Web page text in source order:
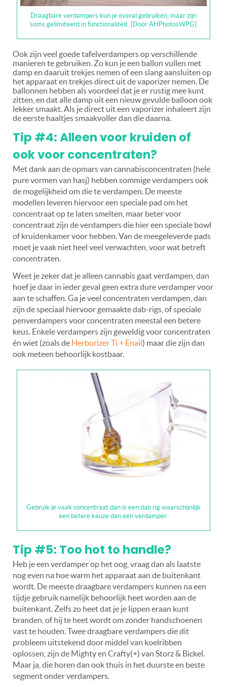
Draagbare verdampers kun je overal gebruiken, maar zijn
soms gelimiteerd in functionaliteit. [Door AHPhotosWPG]
Ook zijn veel goede tafelverdampers op verschillende
manieren te gebruiken. Zo kun je een ballon vullen met
damp en daaruit trekjes nemen of een slang aansluiten op
het apparaat en trekjes direct uit de vaporizer nemen. De
ballonnen hebben als voordeel dat je er rustig mee kunt
zitten, en dat alle damp uit een nieuw gevulde balloon ook
lekker smaakt. Als je direct uit een vaporizer inhaleert zijn
de eerste haaltjes smaakvoller dan die daarna.
Tip #4: Alleen voor kruiden of
ook voor concentraten?
Met dank aan de opmars van cannabisconcentraten (hele
pure vormen van hasj) hebben sommige verdampers ook
de mogelijkheid om die te verdampen. De meeste
modellen leveren hiervoor een speciale pad om het
concentraat op te laten smelten, maar beter voor
concentraat zijn de verdampers die hier een speciale bowl
of kruidenkamer voor hebben. Van de meegeleverde pads
moet je vaak niet heel veel verwachten, voor wat betreft
concentraten.
Weet je zeker dat je alleen cannabis gaat verdampen, dan
hoef je daar in ieder geval geen extra dure verdamper voor
aan te schaffen. Ga je veel concentraten verdampen, dan
zijn de speciaal hiervoor gemaakte dab-rigs, of speciale
penverdampers voor concentraten meestal een betere
keus. Enkele verdampers zijn geweldig voor concentraten
én wiet (zoals de Herborizer Ti + Enail) maar die zijn dan
ook meteen behoorlijk kostbaar.
Gebruik je vaak concentraat dan is een dab rig waarschijnlijk
een betere keuze dan een verdamper.
Tip #5: Too hot to handle?
Heb je een verdamper op het oog, vraag dan als laatste
nog even na hoe warm het apparaat aan de buitenkant
wordt. De meeste draagbare verdampers kunnen na een
tijdje gebruik namelijk behoorlijk heet worden aan de
buitenkant. Zelfs zo heet dat je je lippen eraan kunt
branden, of hij te heet wordt om zonder handschoenen
vast te houden. Twee draagbare verdampers die dit
probleem uitstekend door middel van koelribben
oplossen, zijn de Mighty en Crafty(+) van Storz & Bickel.
Maar ja, die horen dan ook thuis in het duurste en beste
segment onder verdampers.